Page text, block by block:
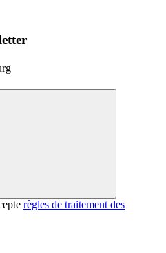
règles de traitement des